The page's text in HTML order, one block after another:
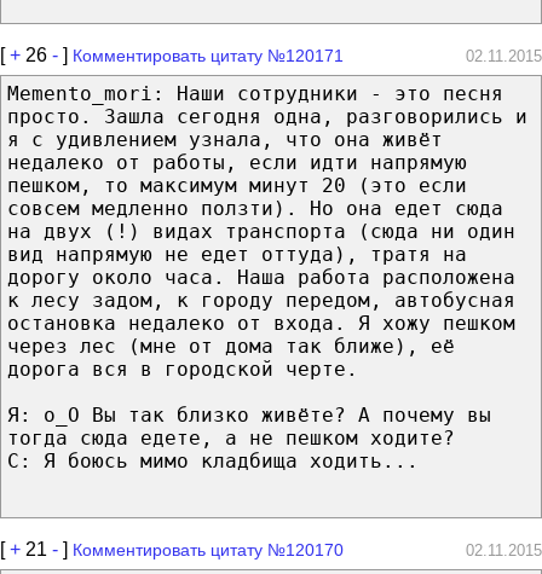
[+ 26 - ] Комментировать цитату №120171 02.11.2015
Memento_mori: Наши сотрудники - это песня
просто. Зашла сегодня одна, разговорились и
я с удивлением узнала, что она живёт
недалеко от работы, если идти напрямую
пешком, то максимум минут 20 (это если
совсем медленно ползти). Но она едет сюда
на двух (!) видах транспорта (сюда ни один
вид напрямую не едет оттуда), тратя на
дорогу около часа. Наша работа расположена
к лесу задом, к городу передом, автобусная
остановка недалеко от входа. Я хожу пешком
через лес (мне от дома так ближе), её
дорога вся в городской черте.
Я: о_О Вы так близко живёте? А почему вы
тогда сюда едете, а не пешком ходите?
С: Я боюсь мимо кладбища ходить...
[+ 21 - ] Комментировать цитату №120170 02.11.2015